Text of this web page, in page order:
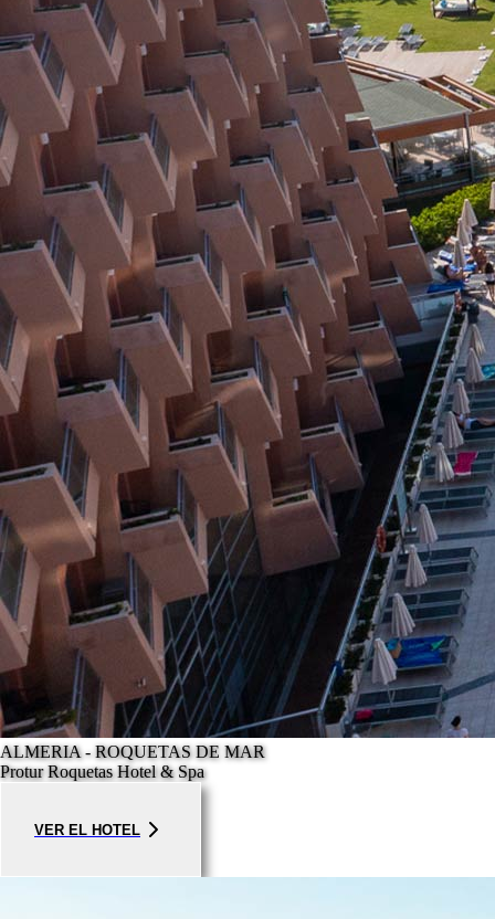
ALMERIA - ROQUETAS DE MAR
Protur Roquetas Hotel & Spa
VER EL HOTEL